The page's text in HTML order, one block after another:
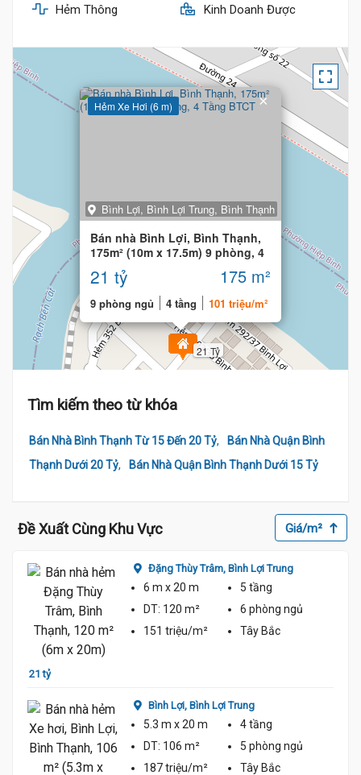
Hẻm Thông Kinh Doanh Được
21 Tỷ
Hẻm Xe Hơi (6 m)
Bình Lợi, Bình Lợi Trung, Bình Thạnh
Bán nhà Bình Lợi, Bình Thạnh,
175m² (10m x 17.5m) 9 phòng, 4
Tầng BTCT
21 tỷ 175 m²
9 phòng ngủ 4 tầng 101 triệu/m²
×
Tìm kiếm theo từ khóa
Bán Nhà Bình Thạnh Từ 15 Đến 20 Tỷ,
Bán Nhà Quận Bình
Thạnh Dưới 20 Tỷ, Bán Nhà Quận Bình Thạnh Dưới 15 Tỷ
Đề Xuất Cùng Khu Vực Giá/m²
21 tỷ
Đặng Thùy Trâm, Bình Lợi Trung
6 m x 20 m
5 tầng
DT: 120 m² 6 phòng ngủ
151 triệu/m²
Tây Bắc
Bình Lợi, Bình Lợi Trung
5.3 m x 20 m
4 tầng
DT: 106 m² 5 phòng ngủ
187 triệu/m²
Tây Bắc